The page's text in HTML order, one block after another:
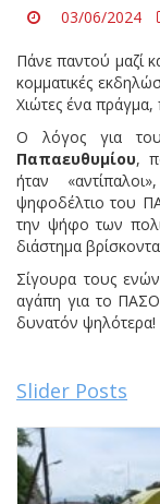
03/06/2024
Πάνε παντού μαζί
κομματικές
Χιώτες ένα
Ο λόγος για
Παπαευθυμίου,
ήταν
ψηφοδέλτιο του
την ψήφο των
διάστημα
Σίγουρα τους
αγάπη για το
δυνατόν ψηλότερα!
Slider Posts